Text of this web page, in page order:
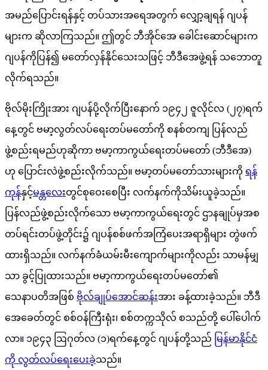
အမည်ပြောင်းရန်နှင့် တပ်သားအရေအတွက် လျှော့ချရန် ဂျပန်
များက ဆိုလာကြသည်။ ဤတွင် ဘီအိုင်အေ ခေါင်းဆောင်များက
ဂျပန်ကိုပြန်၍ မတော်လှန်နိုင်သေးသဖြင့် ဘီဒီအေဖွဲ့ရန် သဘောတူ
လိုက်ရသည်။
ဗိုလ်မိုးကြိုးအား ဂျပန်ပို့လိုက်ပြီးနောက် ၁၉၄၂ ဇူလိုင်လ (၂၇)ရက်
နေ့တွင် ဗမာ့လွတ်လပ်ရေးတပ်မတော်ကို စနစ်တကျ ပြန်လည်
ဖွဲ့စည်းရမည်ဟုဆိုကာ ဗမာ့ကာကွယ်ရေးတပ်မတော် (ဘီဒီအေ)
ဟု ပြောင်းလဲဖွဲ့စည်းလိုက်သည်။ ဗမာ့တပ်မတော်သားများကို ရန်
ကုန်နှင့်မန္တလေးတွင်စုဝေးစေပြီး လက်နက်ကိုသိမ်းယူခဲ့သည်။
ပြန်လည်ဖွဲ့စည်းလိုက်သော ဗမာ့ကာကွယ်ရေးတွင် ဌာနချုပ်မှအစ
တပ်ရင်းတပ်ဖွဲ့တိုင်း၌ ဂျပန်စစ်ဖက်အကြံပေးအရာရှိများ တွဲဖက်
ထားရှိသည်။ လက်နက်ခံယမ်းမီးကျောက်များကိုလည်း သာမန်မျှ
သာ ခွင့်ပြုထားသည်။ ဗမာ့ကာကွယ်ရေးတပ်မတော်၏
သေနာပတိအဖြစ် ဗိုလ်ချုပ်အောင်ဆန်းအား ခန့်ထားခဲ့သည်။ ဘီဒီ
အေခေတ်တွင် စစ်ဝန်ကြီးရုံး၊ စစ်တက္ကသိုလ် စသည်တို့ ပေါ်ပေါက်
လာ။ ၁၉၄၃ ဩဂုတ်လ (၁)ရက်နေ့တွင် ဂျပန်တို့သည် မြန်မာနိုင်ငံ
ကို လွတ်လပ်ရေးပေးခဲ့သည်။